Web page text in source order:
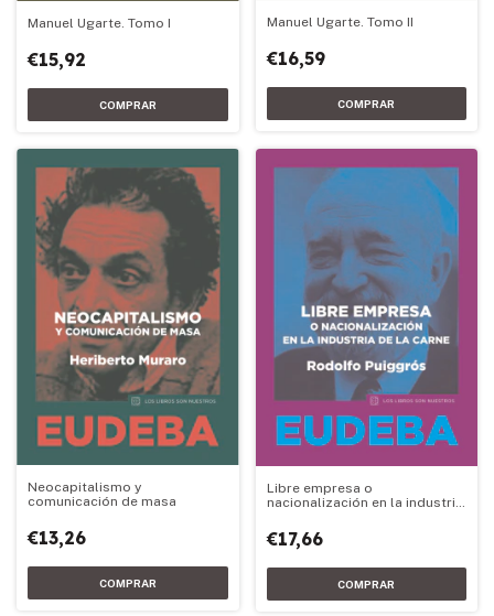
Manuel Ugarte. Tomo I
€15,92
Manuel Ugarte. Tomo II
€16,59
Neocapitalismo y
comunicación de masa
€13,26
Libre empresa o
nacionalización en la industria
€17,66